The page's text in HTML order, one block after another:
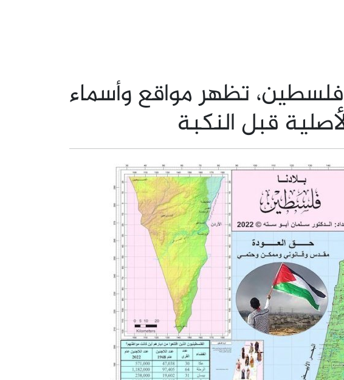
تظهر مواقع وأسماء
قبل النكبة